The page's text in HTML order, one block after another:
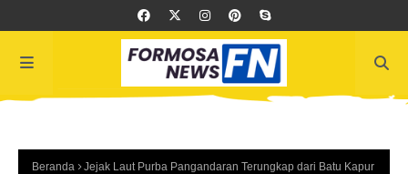
Beranda
Jejak Laut Purba Pangandaran Terungkap dari Batu Kapur